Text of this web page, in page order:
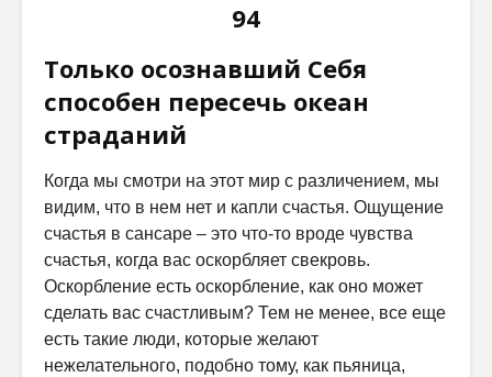
94
Только осознавший Себя
способен пересечь океан
страданий
Когда мы смотри на этот мир с различением, мы
видим, что в нем нет и капли счастья. Ощущение
счастья в сансаре – это что-то вроде чувства
счастья, когда вас оскорбляет свекровь.
Оскорбление есть оскорбление, как оно может
сделать вас счастливым? Тем не менее, все еще
есть такие люди, которые желают
нежелательного, подобно тому, как пьяница,